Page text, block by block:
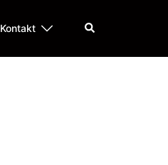
Kontakt Suche